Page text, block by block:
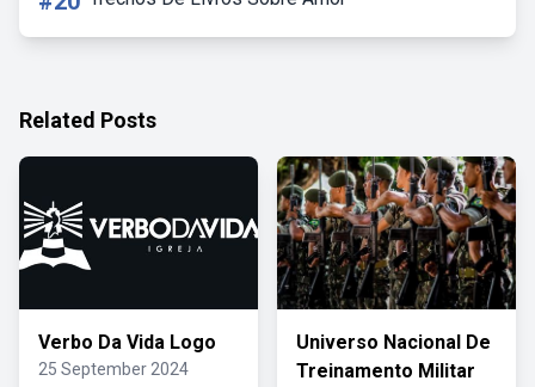
Related Posts
Verbo Da Vida Logo
25 September 2024
Universo Nacional De
Treinamento Militar